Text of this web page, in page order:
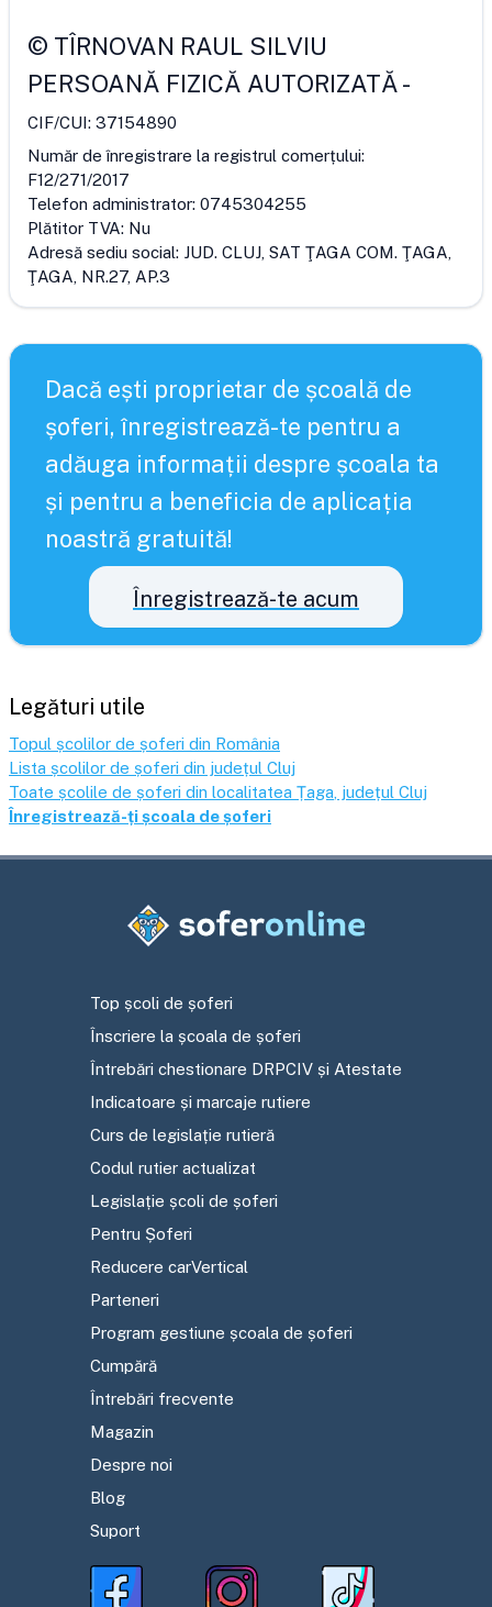
© TÎRNOVAN RAUL SILVIU
PERSOANĂ FIZICĂ AUTORIZATĂ-
CIF/CUI: 37154890
Număr de înregistrare la registrul comerțului:
F12/271/2017
Telefon administrator: 0745304255
Plătitor TVA: Nu
Adresă sediu social: JUD. CLUJ, SAT ŢAGA COM. ŢAGA,
ŢAGA, NR.27, AP.3
Dacă ești proprietar de școală de
șoferi, înregistrează-te pentru a
adăuga informații despre școala ta
și pentru a beneficia de aplicația
noastră gratuită!
Înregistrează-te acum
Legături utile
Topul școlilor de șoferi din România
Lista școlilor de șoferi din județul Cluj
Toate școlile de șoferi din localitatea Țaga , județul Cluj
Înregistrează-ți școala de șoferi
Top școli de șoferi
Înscriere la școala de șoferi
Întrebări chestionare DRPCIV și Atestate
Indicatoare și marcaje rutiere
Curs de legislație rutieră
Codul rutier actualizat
Legislație școli de șoferi
Pentru Șoferi
Reducere carVertical
Parteneri
Program gestiune școala de șoferi
Cumpără
Întrebări frecvente
Magazin
Despre noi
Blog
Suport